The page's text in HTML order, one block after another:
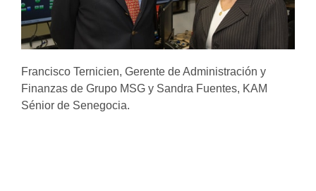
Francisco Ternicien, Gerente de Administración y
Finanzas de Grupo MSG y Sandra Fuentes, KAM
Sénior de Senegocia.